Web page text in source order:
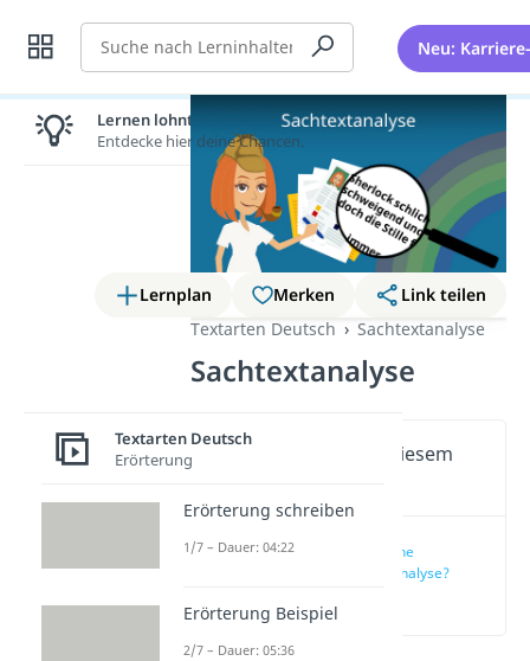
Suche Neu:
Lernplan Merken
Link teilen
Textarten Deutsch
Sachtextanalyse
Sachtextanalyse
Wichtige Inhalte in diesem
Was ist eine
Sachtextanalyse?
Lernen lohnt sich!
Entdecke hier deine Chancen.
Textarten Deutsch
Erörterung
Erörterung schreiben
1/7 – Dauer: 04:22
Erörterung Beispiel
2/7 – Dauer: 05:36